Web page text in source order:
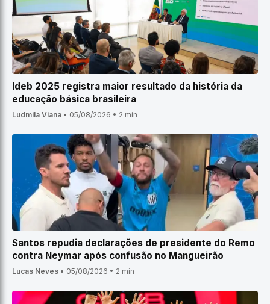
Ideb 2025 registra maior resultado da história da
educação básica brasileira
Ludmila Viana • 05/08/2026 • 2 min
Santos repudia declarações de presidente do Remo
contra Neymar após confusão no Mangueirão
Lucas Neves • 05/08/2026 • 2 min